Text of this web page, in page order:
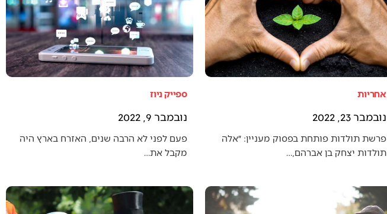
אחריות
נובמבר 23, 2022
פרשת תולדות פותחת בפסוק מעניין: ״אלה
תולדות יצחק בן אברהם,…
ספייק ניוז
נובמבר 9, 2022
פעם לפני לא הרבה שנים, האזרח בארץ היה
מקבל את…